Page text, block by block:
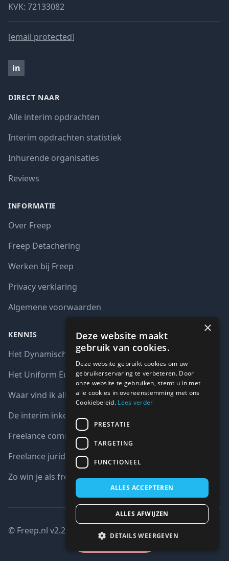
Gesloten
KVK: 72133082
[email protected]
in
DIRECT NAAR
Alle interim opdrachten
Interim opdrachten statistiek
Inhurende organisaties
Reviews
INFORMATIE
Over Freep
Freep Detachering
Werken bij Freep
Privacy verklaring
Algemene voorwaarden
KENNIS
Het Dynamisch aankoopsysteem (DAS)
Het Uniform Europees Aanbestedingsdocument (UEA)
Waar vind ik alle interim opdrachten bij de overheid?
De interim inkoop markt in cijfers
Freelance communicatie vacatures
Freelance juridische vacatures
Zo win je als freelancer een aanbesteding
© Freep.nl v2.2 : 2026 copyright all right reserved
×
Deze website maakt
gebruik van cookies.
Deze website gebruikt cookies om uw
gebruikerservaring te verbeteren. Door
onze website te gebruiken, stemt u in met
alle cookies in overeenstemming met ons
Cookiebeleid. Lees verder
PRESTATIE
TARGETING
FUNCTIONEEL
ALLES ACCEPTEREN
ALLES AFWIJZEN
DETAILS WEERGEVEN